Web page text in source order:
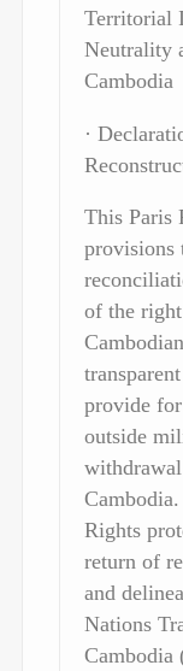
Territorial
Neutrality
Cambodia
·
This Paris
provisions
of the
provide
outside
Rights
return of
and
Nations
Cambodia